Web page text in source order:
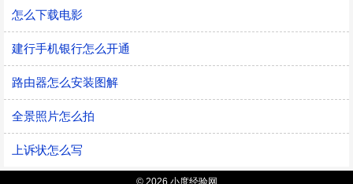
怎么下载电影
建行手机银行怎么开通
路由器怎么安装图解
全景照片怎么拍
上诉状怎么写
© 2026 小度经验网